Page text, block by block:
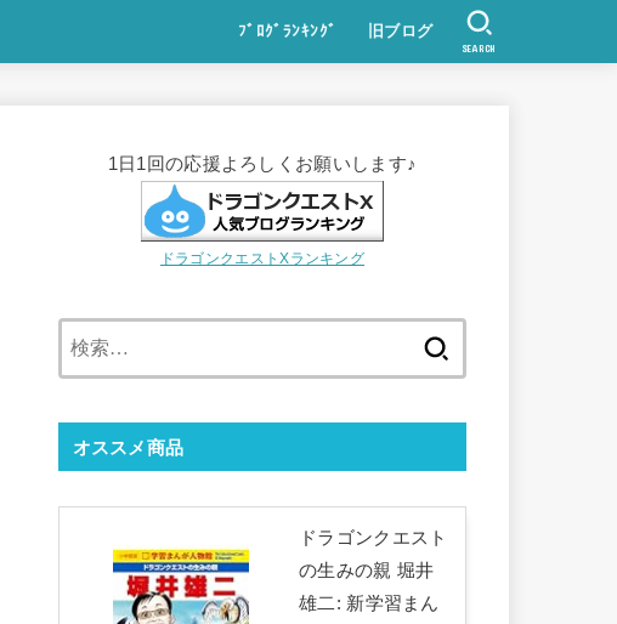
ﾌﾞﾛｸﾞﾗﾝｷﾝｸﾞ 旧ブログ
SEARCH
1日1回の応援よろしくお願いします♪
ドラゴンクエストXランキング
オススメ商品
ドラゴンクエスト
の生みの親 堀井
雄二: 新学習まん